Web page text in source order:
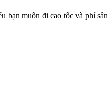
bạn muốn đi cao tốc và phí sân